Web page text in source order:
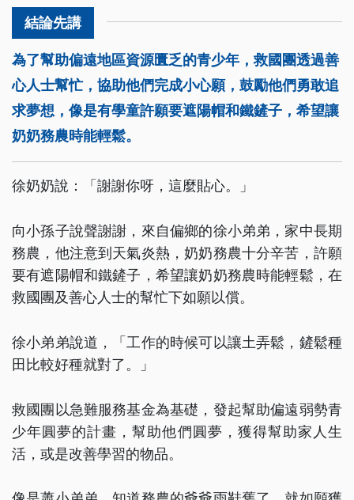
為了幫助偏遠地區資源匱乏的青少年，救國團透過善
心人士幫忙，協助他們完成小心願，鼓勵他們勇敢追
求夢想，像是有學童許願要遮陽帽和鐵鏟子，希望讓
奶奶務農時能輕鬆。
徐奶奶說：「謝謝你呀，這麼貼心。」
向小孫子說聲謝謝，來自偏鄉的徐小弟弟，家中長期
務農，他注意到天氣炎熱，奶奶務農十分辛苦，許願
要有遮陽帽和鐵鏟子，希望讓奶奶務農時能輕鬆，在
救國團及善心人士的幫忙下如願以償。
徐小弟弟說道，「工作的時候可以讓土弄鬆，鏟鬆種
田比較好種就對了。」
救國團以急難服務基金為基礎，發起幫助偏遠弱勢青
少年圓夢的計畫，幫助他們圓夢，獲得幫助家人生
活，或是改善學習的物品。